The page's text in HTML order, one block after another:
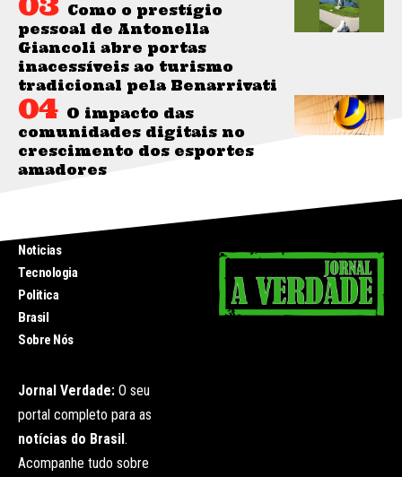
Como o prestígio
pessoal de Antonella
Giancoli abre portas
inacessíveis ao turismo
tradicional pela Benarrivati
O impacto das
comunidades digitais no
crescimento dos esportes
amadores
Noticias
Tecnologia
Politica
Brasil
Sobre Nós
Jornal Verdade: O seu
portal completo para as
notícias do Brasil.
Acompanhe tudo sobre